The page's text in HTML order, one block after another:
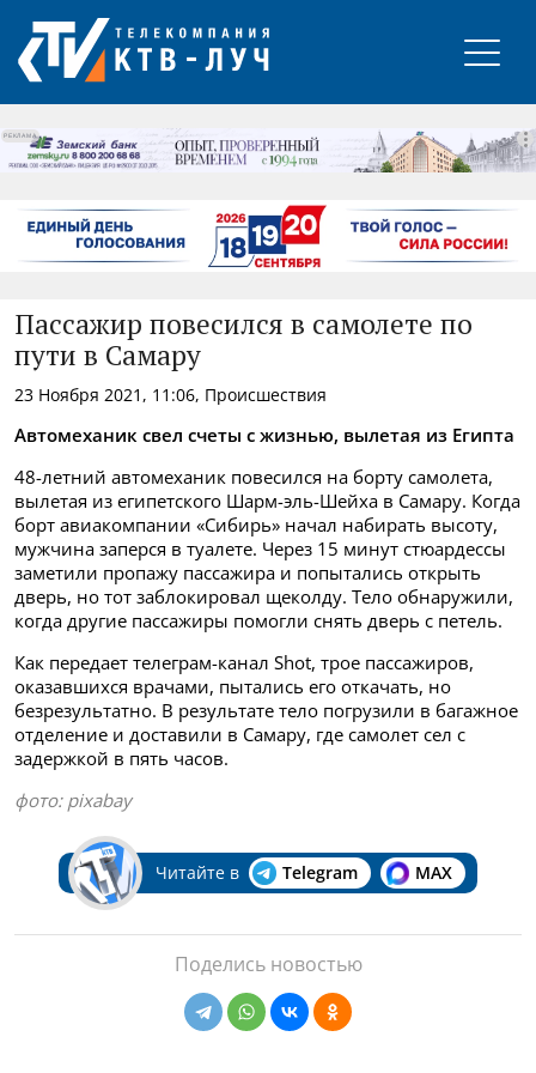
РЕКЛАМА
Пассажир повесился в самолете по
пути в Самару
23 Ноября 2021, 11:06, Происшествия
Автомеханик свел счеты с жизнью, вылетая из Египта
48-летний автомеханик повесился на борту самолета,
вылетая из египетского Шарм-эль-Шейха в Самару. Когда
борт авиакомпании «Сибирь» начал набирать высоту,
мужчина заперся в туалете. Через 15 минут стюардессы
заметили пропажу пассажира и попытались открыть
дверь, но тот заблокировал щеколду. Тело обнаружили,
когда другие пассажиры помогли снять дверь с петель.
Как передает телеграм-канал Shot, трое пассажиров,
оказавшихся врачами, пытались его откачать, но
безрезультатно. В результате тело погрузили в багажное
отделение и доставили в Самару, где самолет сел с
задержкой в пять часов.
фото: pixabay
Читайте в Telegram MAX
Поделись новостью